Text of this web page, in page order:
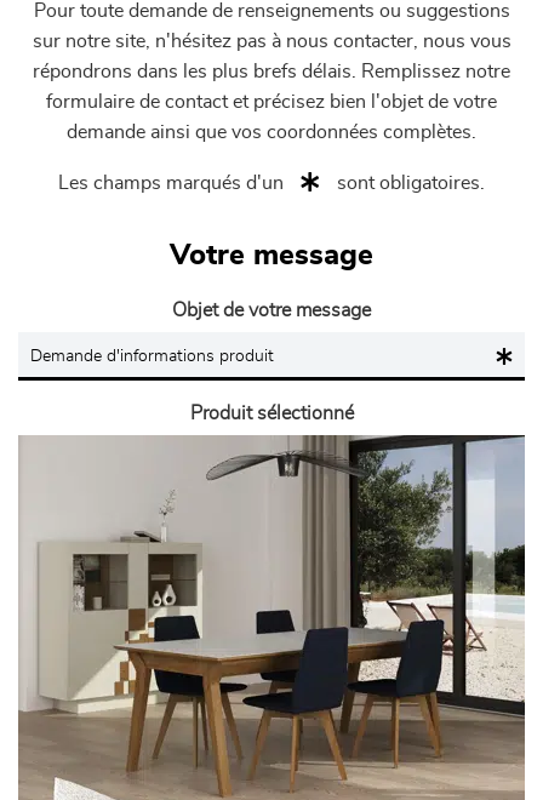
Pour toute demande de renseignements ou suggestions
sur notre site, n'hésitez pas à nous contacter, nous vous
répondrons dans les plus brefs délais. Remplissez notre
formulaire de contact et précisez bien l'objet de votre
demande ainsi que vos coordonnées complètes.
Les champs marqués d'un sont obligatoires.
Votre message
Objet de votre message
Produit sélectionné